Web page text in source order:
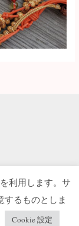
ツアー
利用します。サ
するものとしま
Cookie 設定